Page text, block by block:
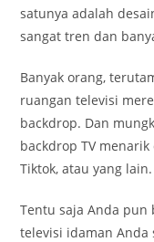
satunya adalah
sangat tren dan
Banyak orang,
ruangan televisi
backdrop. Dan
backdrop TV
Tiktok, atau yang lain.
Tentu saja Anda
televisi idaman Anda